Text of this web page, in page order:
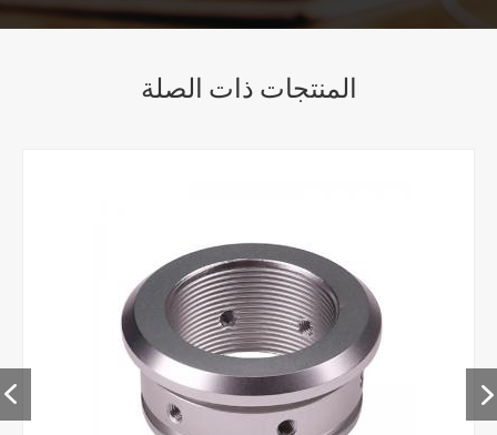
المنتجات ذات الصلة